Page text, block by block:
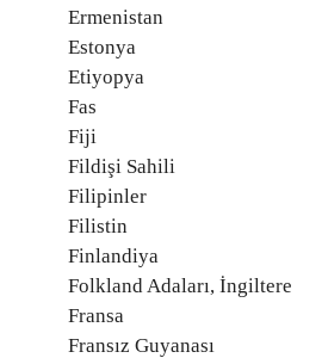
Ermenistan
Estonya
Etiyopya
Fas
Fiji
Fildişi Sahili
Filipinler
Filistin
Finlandiya
Folkland Adaları, İngiltere
Fransa
Fransız Guyanası